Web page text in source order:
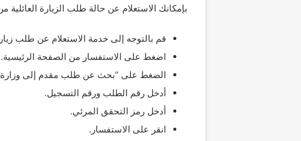
بإمكانك الاستعلام عن حالة طلب الزيارة
قم بالتوجه إلى خدمة الاستعلام عن طلب
اضغط على الاستفسار من الصفحة الرئيسية.
الضغط على “بحث عن طلب مقدم إلى وزارة
أدخل رقم الطلب ورقم التسجيل.
أدخل رمز التحقق المرئي.
انقر على الاستفسار.